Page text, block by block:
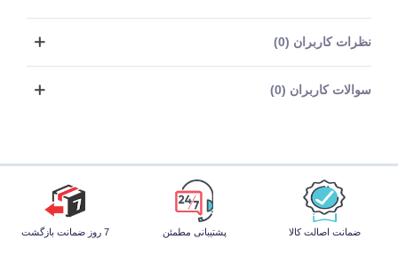
نظرات کاربران (0)
سوالات کاربران (0)
ضمانت اصالت کالا پشتیبانی مطمئن 7 روز ضمانت بازگشت